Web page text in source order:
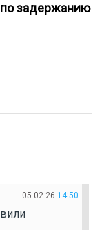
задержанию
05.02.26 14:50